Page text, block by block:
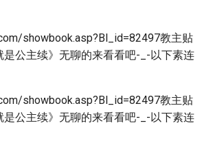
showbook.asp?Bl_id=82497教主贴
是公主续》无聊的来看看吧-_-以下素连
showbook.asp?Bl_id=82497教主贴
是公主续》无聊的来看看吧-_-以下素连